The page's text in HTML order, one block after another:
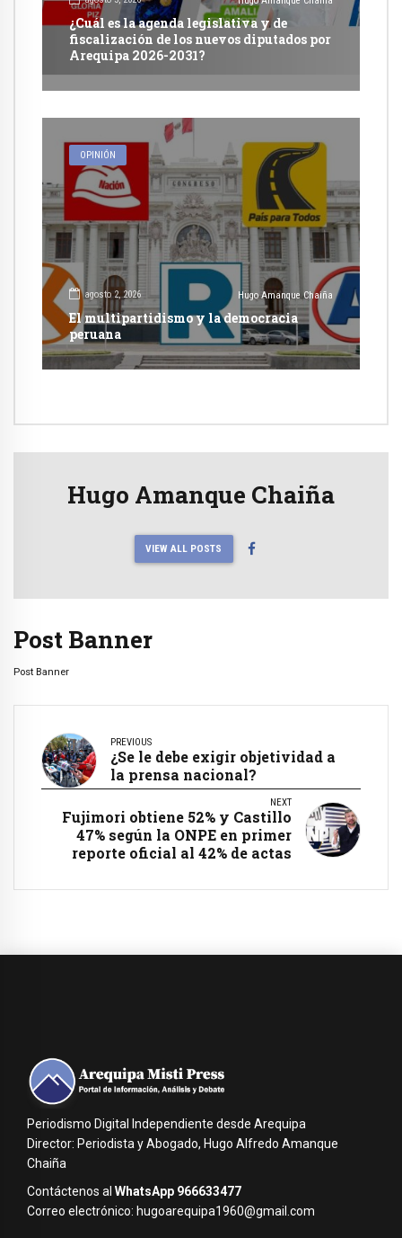
¿Cuál es la agenda legislativa y de
fiscalización de los nuevos diputados por
Arequipa 2026-2031?
OPINIÓN
agosto 2, 2026 Hugo Amanque Chaiña
El multipartidismo y la democracia
peruana
Hugo Amanque Chaiña
VIEW ALL POSTS
Post Banner
Post Banner
PREVIOUS
¿Se le debe exigir objetividad a
la prensa nacional?
NEXT
Fujimori obtiene 52% y Castillo
47% según la ONPE en primer
reporte oficial al 42% de actas
Periodismo Digital Independiente desde Arequipa
Director: Periodista y Abogado, Hugo Alfredo Amanque
Chaiña
Contáctenos al WhatsApp 966633477
Correo electrónico: hugoarequipa1960@gmail.com